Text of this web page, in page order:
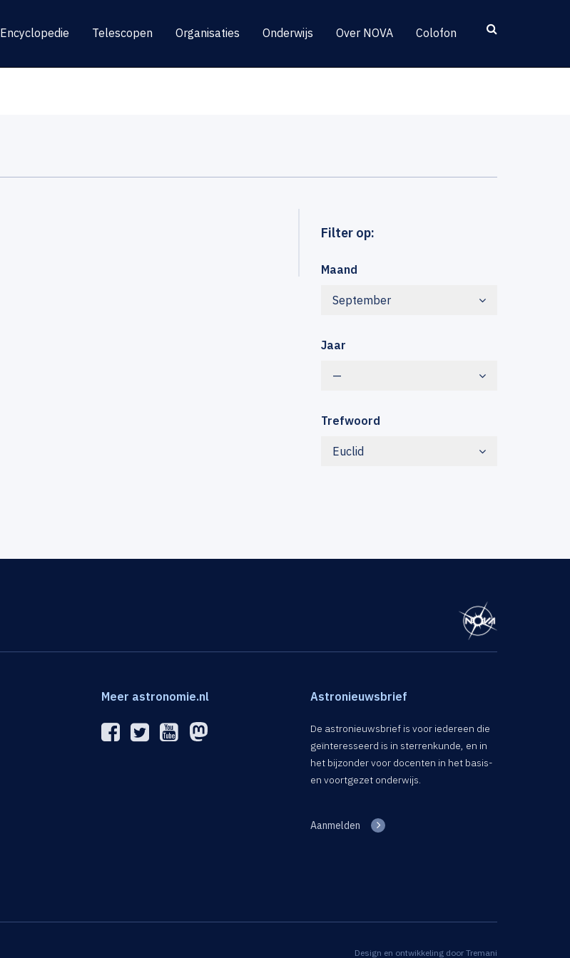
Encyclopedie Telescopen Organisaties Onderwijs Over NOVA Colofon
Filter op:
Maand
September
Jaar
—
Trefwoord
Euclid
Meer astronomie.nl Astronieuwsbrief
De astronieuwsbrief is voor iedereen die
geïnteresseerd is in sterrenkunde, en in
het bijzonder voor docenten in het basis-
en voortgezet onderwijs.
Aanmelden
Design en ontwikkeling door Tremani